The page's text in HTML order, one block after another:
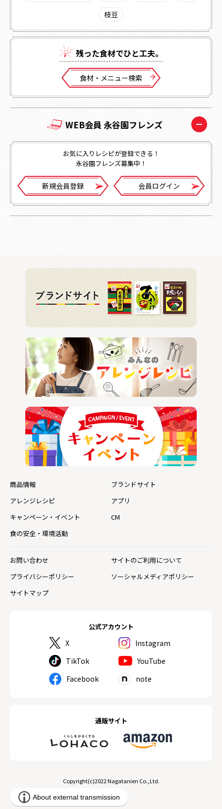
枝豆
残った⾷材でひと⼯夫。
⾷材・メニュー検索
WEB会員 永谷園フレンズ
お気に入りレシピが登録できる！
永谷園フレンズ募集中！
新規会員登録 会員ログイン
公式アカウント
X
Instagram
TikTok
YouTube
Facebook
note
通販サイト
商品情報
ブランドサイト
アレンジレシピ
アプリ
キャンペーン・イベント
CM
食の安全・環境活動
お問い合わせ
サイトのご利用について
プライバシーポリシー
ソーシャルメディアポリシー
サイトマップ
Copyright(c)2022 Nagatanien Co.,Ltd.